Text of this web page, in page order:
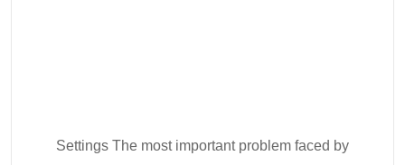
Settings The most important problem faced by